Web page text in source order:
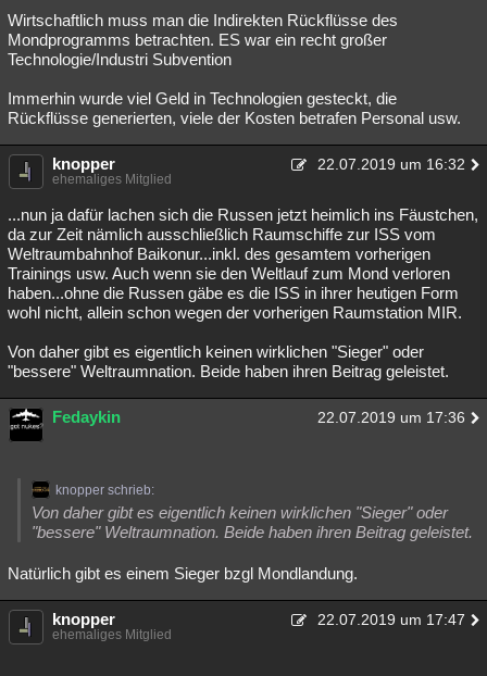
Wirtschaftlich muss man die Indirekten Rückflüsse des
Mondprogramms betrachten. ES war ein recht großer
Technologie/Industri Subvention
Immerhin wurde viel Geld in Technologien gesteckt, die
Rückflüsse generierten, viele der Kosten betrafen Personal usw.
knopper 22.07.2019 um 16:32
ehemaliges Mitglied
...nun ja dafür lachen sich die Russen jetzt heimlich ins Fäustchen,
da zur Zeit nämlich ausschließlich Raumschiffe zur ISS vom
Weltraumbahnhof Baikonur...inkl. des gesamtem vorherigen
Trainings usw. Auch wenn sie den Weltlauf zum Mond verloren
haben...ohne die Russen gäbe es die ISS in ihrer heutigen Form
wohl nicht, allein schon wegen der vorherigen Raumstation MIR.
Von daher gibt es eigentlich keinen wirklichen "Sieger" oder
"bessere" Weltraumnation. Beide haben ihren Beitrag geleistet.
Fedaykin 22.07.2019 um 17:36
knopper schrieb:
Von daher gibt es eigentlich keinen wirklichen "Sieger" oder
"bessere" Weltraumnation. Beide haben ihren Beitrag geleistet.
Natürlich gibt es einem Sieger bzgl Mondlandung.
knopper 22.07.2019 um 17:47
ehemaliges Mitglied